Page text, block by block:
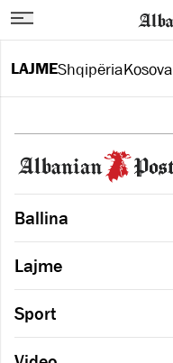
LAJMEShqipëriaKosova
Ballina
Lajme
Sport